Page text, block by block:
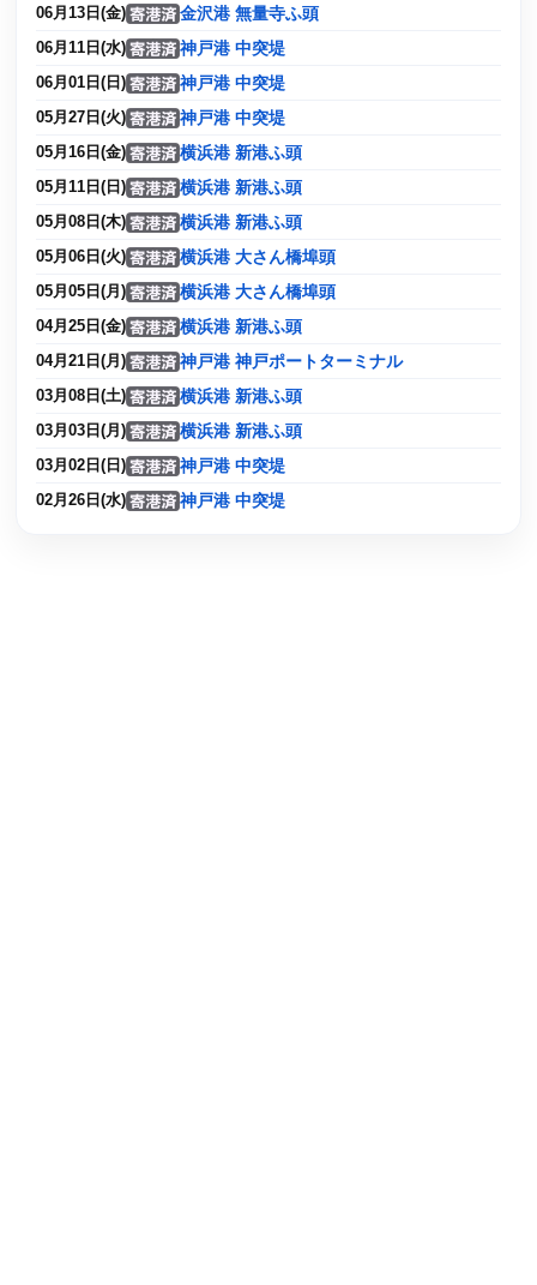
06月13日(金) 金沢港 無量寺ふ頭
06月11日(水) 神戸港 中突堤
06月01日(日) 神戸港 中突堤
05月27日(火) 神戸港 中突堤
05月16日(金) 横浜港 新港ふ頭
05月11日(日) 横浜港 新港ふ頭
05月08日(木) 横浜港 新港ふ頭
05月06日(火) 横浜港 大さん橋埠頭
05月05日(月) 横浜港 大さん橋埠頭
04月25日(金) 横浜港 新港ふ頭
04月21日(月) 神戸港 神戸ポートターミナル
03月08日(土) 横浜港 新港ふ頭
03月03日(月) 横浜港 新港ふ頭
03月02日(日) 神戸港 中突堤
02月26日(水) 神戸港 中突堤